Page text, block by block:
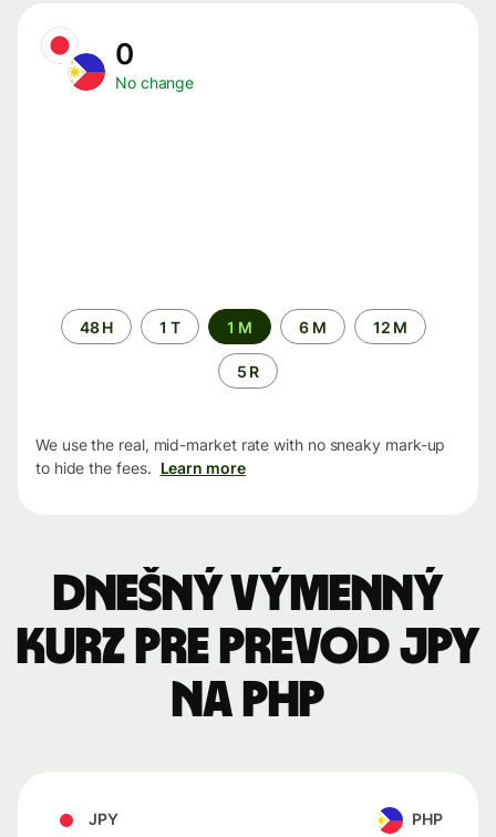
0
No change
Time
period
48 H 1 T 1 M 6 M 12 M
5 R
We use the real, mid-market rate with no sneaky mark-up
to hide the fees. Learn more
Dnešný výmenný
kurz pre prevod JPY
na PHP
JPY PHP